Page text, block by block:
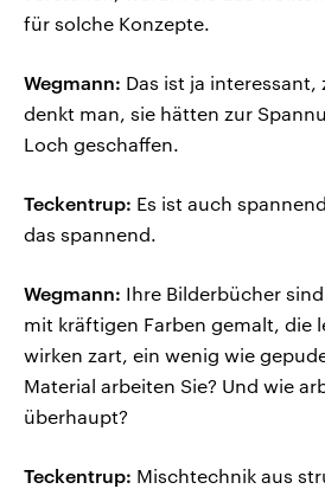
für solche Konzepte.
Wegmann: Das ist ja interessant,
denkt man, sie hätten zur
Loch geschaffen.
Teckentrup: Es ist auch
das spannend.
Wegmann: Ihre Bilderbücher
mit kräftigen Farben gemalt, die
wirken zart, ein wenig wie
Material arbeiten Sie? Und wie
überhaupt?
Teckentrup: Mischtechnik aus